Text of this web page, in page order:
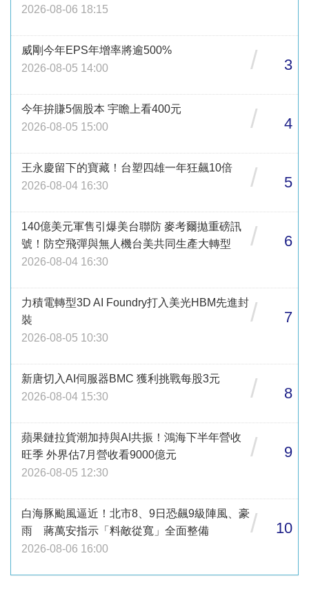
2026-08-06 18:15
威剛今年EPS年增率將逾500%
2026-08-05 14:00
/ 3
今年拚賺5個股本 宇瞻上看400元
2026-08-05 15:00
/ 4
王永慶留下的寶藏！台塑四雄一年狂飆10倍
2026-08-04 16:30
/ 5
140億美元軍售引爆美台聯防 麥考爾拋重磅訊
號！防空飛彈與無人機台美共同生產大轉型
2026-08-04 16:30
/ 6
力積電轉型3D AI Foundry打入美光HBM先進封
裝
2026-08-05 10:30
/ 7
新唐切入AI伺服器BMC 獲利挑戰每股3元
2026-08-04 15:30
/ 8
蘋果鏈拉貨潮加持與AI共振！鴻海下半年營收
旺季 外界估7月營收看9000億元
2026-08-05 12:30
/ 9
白海豚颱風逼近！北市8、9日恐飆9級陣風、豪
雨 蔣萬安指示「料敵從寬」全面整備
2026-08-06 16:00
/ 10